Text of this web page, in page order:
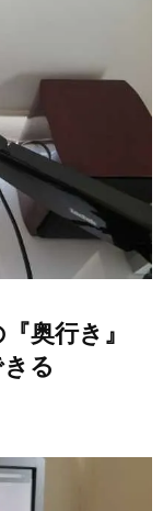
奥行き』
る